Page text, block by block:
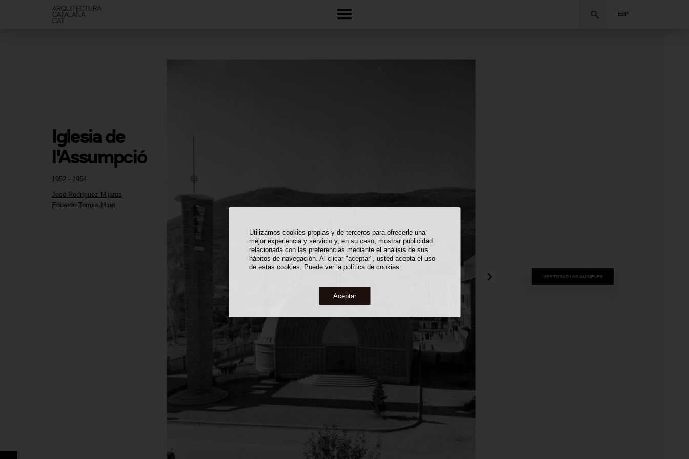
Utilizamos cookies propias y de terceros para ofrecerle una
mejor experiencia y servicio y, en su caso, mostrar publicidad
relacionada con las preferencias mediante el análisis de sus
hábitos de navegación. Al clicar "aceptar", usted acepta el uso
de estas cookies. Puede ver la política de cookies
Aceptar
ESP
1952 - 1954
José Rodríguez Mijares
Eduardo Torroja Miret
Iglesia de
l'Assumpció
VER TODAS LAS IMÁGENES